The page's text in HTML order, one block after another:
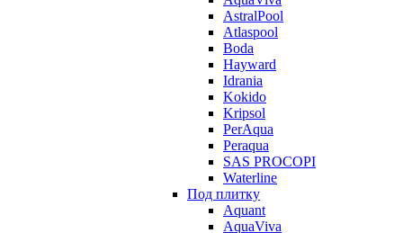
AstralPool
Atlaspool
Boda
Hayward
Idrania
Kokido
Kripsol
PerAqua
Peraqua
SAS PROCOPI
Waterline
Под плитку
Aquant
AquaViva